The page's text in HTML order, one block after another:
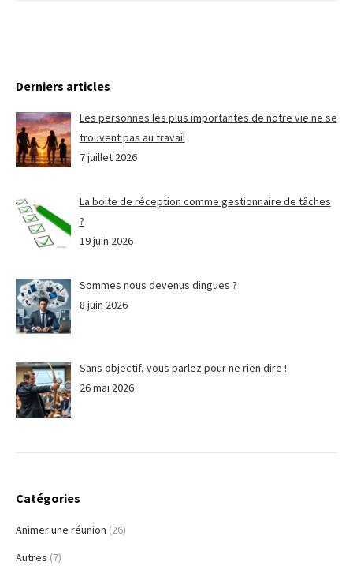
Derniers articles
Les personnes les plus importantes de notre vie ne se
trouvent pas au travail
7 juillet 2026
La boite de réception comme gestionnaire de tâches
?
19 juin 2026
Sommes nous devenus dingues ?
8 juin 2026
Sans objectif, vous parlez pour ne rien dire !
26 mai 2026
Catégories
Animer une réunion (26)
Autres (7)